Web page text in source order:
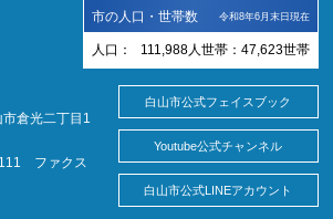
市の人口・世帯数 令和8年6月末日現在
人口： 111,988 人 世帯： 47,623世帯
倉光二丁目1
ファクス
白山市公式フェイスブック
Youtube公式チャンネル
白山市公式LINEアカウント